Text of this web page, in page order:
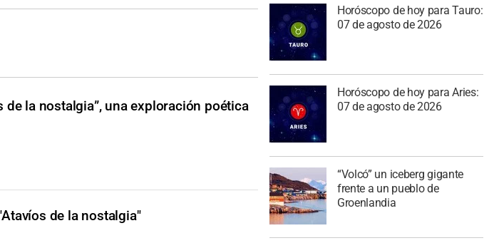
de la nostalgia”, una exploración poética
de la nostalgia"
Horóscopo de hoy para Tauro:
07 de agosto de 2026
Horóscopo de hoy para Aries:
07 de agosto de 2026
“Volcó” un iceberg gigante
frente a un pueblo de
Groenlandia